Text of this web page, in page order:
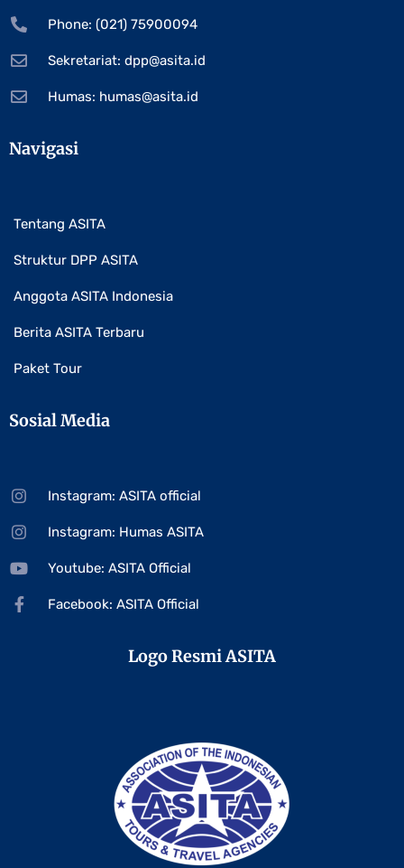
Phone: (021) 75900094
Sekretariat: dpp@asita.id
Humas: humas@asita.id
Navigasi
Tentang ASITA
Struktur DPP ASITA
Anggota ASITA Indonesia
Berita ASITA Terbaru
Paket Tour
Sosial Media
Instagram: ASITA official
Instagram: Humas ASITA
Youtube: ASITA Official
Facebook: ASITA Official
Logo Resmi ASITA